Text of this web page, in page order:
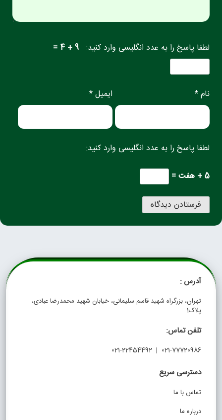
لطفا پاسخ را به عدد انگلیسی وارد کنید: 9 + 4 =
نام * ایمیل *
لطفا پاسخ را به عدد انگلیسی وارد کنید:
5 + هفت =
آدرس :
تهران، بزرگراه شهید قاسم سلیمانی، خیابان شهید محمدرضا عبادی،
پلاک1
تلفن تماس:
021-77720986 | 021-22454492
دسترسی سریع
تماس با ما
درباره ما